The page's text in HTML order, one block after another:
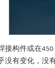
接构件或在
没有变化，没